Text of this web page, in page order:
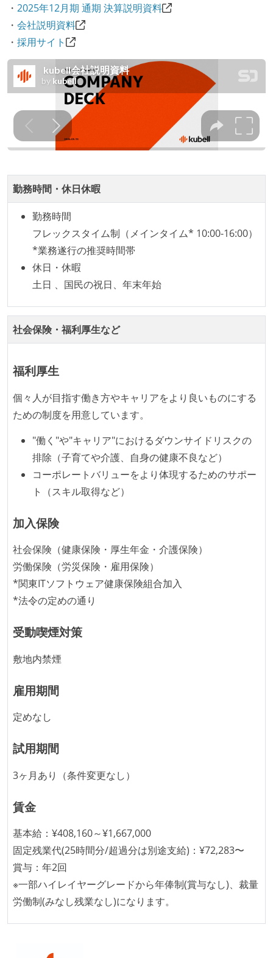
設計・実装から運用までを同じ開発チームが担い、フ
ロントエンド、バックエンド、インフラといった役割
の境界を超えて、個人が必要な範囲にまで染み出して
いく姿勢が根付いている
ユーザーのニーズや課題を理解するために、開発チー
ムのメンバーが、ユーザーインタビューに参加してい
る
1年以内に、技術負債を解消するためのプロジェクト
や、古くなったツールのリプレイスプロジェクトがボ
企画を決定する場に、実装を担当する開発メンバーが
参加している
労働環境の自由度
週4日リモート勤務のハイブリットワーク（週1出社）
業務時間中に中抜けできる制度がある
2年以内に未就学児を子育てしながら働いていたエン
子育て中のエンジニアが、働き方を紹介したコンテン
ツが公開されている
フレックスタイム制または裁量労働制を採用している
メンバーの多様性
開発メンバーの新卒採用を実施している
待遇・福利厚生
イベントへの業務参加やチケット負担など、会社とし
て、大規模カンファレンスへの参加を支援する制度が
ある
ストックオプションまたは自社株購入支援制度がある
職業安定法に対応する記載事項
【勤務形態は、固定時間制、裁量労働制、フレックス
タイム制などが混在しており、選考プロセスの中で決
定される】
固定残業時間：月25時間分
フレックスタイム制の所定労働時間：1日平均8時間相
休憩時間：1時間
休日制度：完全週休2日制（土日祝休み）
主な休暇：年末年始、夏季、慶弔休暇など
給与形態：月給制
労働契約期間：無期雇用
試用期間：あり（3ヶ月間）
社会保険：各種社会保険完備（雇用・労災・健康・厚
生年金）
り）
・ 2025年12月期 通期 決算説明資料
・ 会社説明資料
・ 採用サイト
勤務時間・休日休暇
勤務時間
フレックスタイム制（メインタイム* 10:00-16:00）
*業務遂行の推奨時間帯
休日・休暇
土日 、国民の祝日、年末年始
社会保険・福利厚生など
福利厚生
個々人が目指す働き方やキャリアをより良いものにする
ための制度を用意しています。
"働く"や"キャリア"におけるダウンサイドリスクの
排除（子育てや介護、自身の健康不良など）
コーポレートバリューをより体現するためのサポー
ト（スキル取得など）
加入保険
社会保険（健康保険・厚生年金・介護保険）
労働保険（労災保険・雇用保険）
*関東ITソフトウェア健康保険組合加入
*法令の定めの通り
受動喫煙対策
敷地内禁煙
雇用期間
定めなし
試用期間
3ヶ月あり（条件変更なし）
賃金
基本給：¥408,160～¥1,667,000
固定残業代(25時間分/超過分は別途支給)：¥72,283〜
賞与：年2回
※一部ハイレイヤーグレードから年俸制(賞与なし)、裁量
労働制(みなし残業なし)になります。